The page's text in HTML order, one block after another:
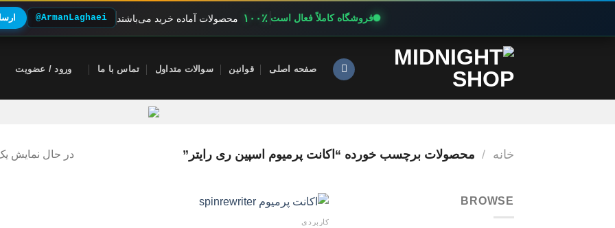
فروشگاه کاملاً فعال است ۱۰۰٪ محصولات آماده خرید می‌باشند @ArmanLaghaei
صفحه اصلی قوانین سوالات متداول تماس با ما ورود / عضویت
خانه / محصولات برچسب خورده “اکانت پرمیوم اسپین ری رایتر” در حال نمایش
BROWSE
کاربردی